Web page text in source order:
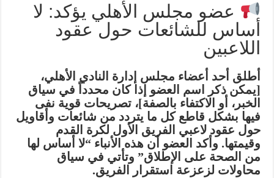
عضو مجلس الأهلي يؤكد: لا
أساس للشائعات حول عقود
اللاعبين
أطلق أحد أعضاء مجلس إدارة النادي الأهلي،
[يمكن ذكر اسم العضو إذا كان محدداً في سياق
الخبر، أو الاكتفاء بالصفة]، تصريحات قوية نفى
فيها بشكل قاطع كل ما يتردد من شائعات وأقاويل
حول عقود لاعبي الفريق الأول لكرة القدم
وقيمتها. وأكد العضو أن هذه الأنباء “لا أساس لها
من الصحة على الإطلاق” وتأتي في سياق
محاولات لزعزعة استقرار الفريق.